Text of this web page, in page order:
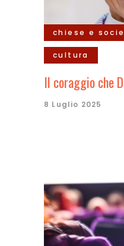
chiese e
cultura
Il coraggio che
8 Luglio 2025